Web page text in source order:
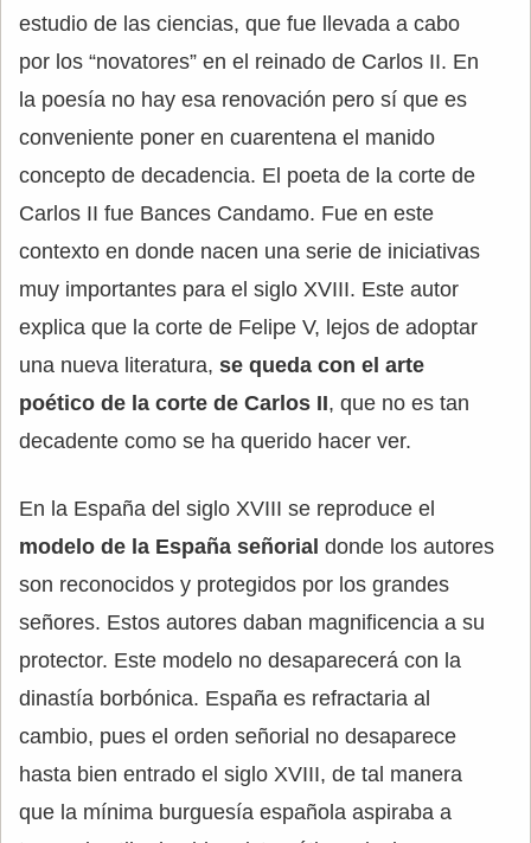
estudio de las ciencias, que fue llevada a cabo
por los “novatores” en el reinado de Carlos II. En
la poesía no hay esa renovación pero sí que es
conveniente poner en cuarentena el manido
concepto de decadencia. El poeta de la corte de
Carlos II fue Bances Candamo. Fue en este
contexto en donde nacen una serie de iniciativas
muy importantes para el siglo XVIII. Este autor
explica que la corte de Felipe V, lejos de adoptar
una nueva literatura, se queda con el arte
poético de la corte de Carlos II, que no es tan
decadente como se ha querido hacer ver.
En la España del siglo XVIII se reproduce el
modelo de la España señorial donde los autores
son reconocidos y protegidos por los grandes
señores. Estos autores daban magnificencia a su
protector. Este modelo no desaparecerá con la
dinastía borbónica. España es refractaria al
cambio, pues el orden señorial no desaparece
hasta bien entrado el siglo XVIII, de tal manera
que la mínima burguesía española aspiraba a